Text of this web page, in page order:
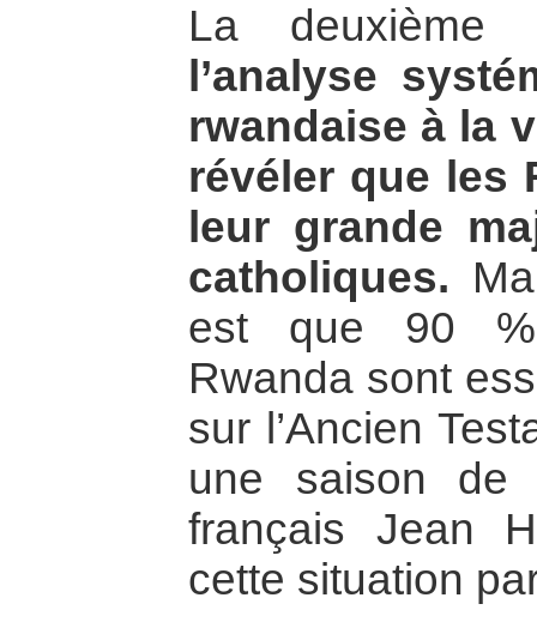
La deuxième
l’analyse
rwandaise à la
révéler que les
leur grande
catholiques.
est que 90
Rwanda sont
sur l’Ancien
une saison de
français Jean
cette situation